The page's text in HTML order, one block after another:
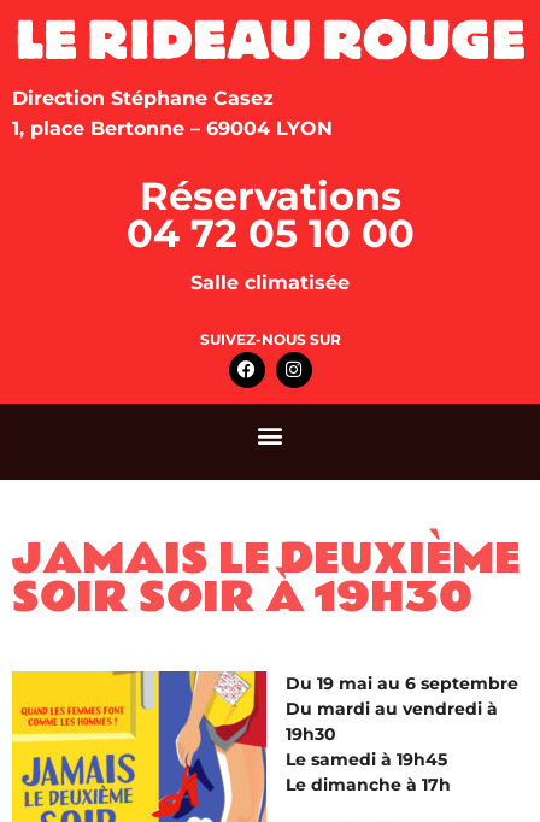
Direction Stéphane Casez
1, place Bertonne – 69004 LYON
Réservations
04 72 05 10 00
Salle climatisée
SUIVEZ-NOUS SUR
JAMAIS LE DEUXIÈME
SOIR SOIR À 19H30
Du 19 mai au 6 septembre
Du mardi au vendredi à
19h30
Le samedi à 19h45
Le dimanche à 17h